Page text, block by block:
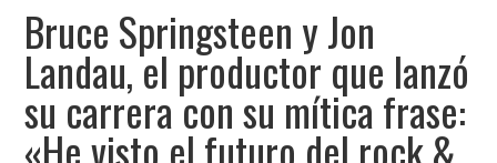
Bruce Springsteen y Jon
Landau, el productor que lanzó
su carrera con su mítica frase:
«He visto el futuro del rock &